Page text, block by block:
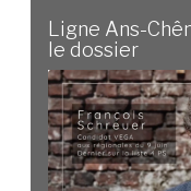
Ligne Ans-
le dossier